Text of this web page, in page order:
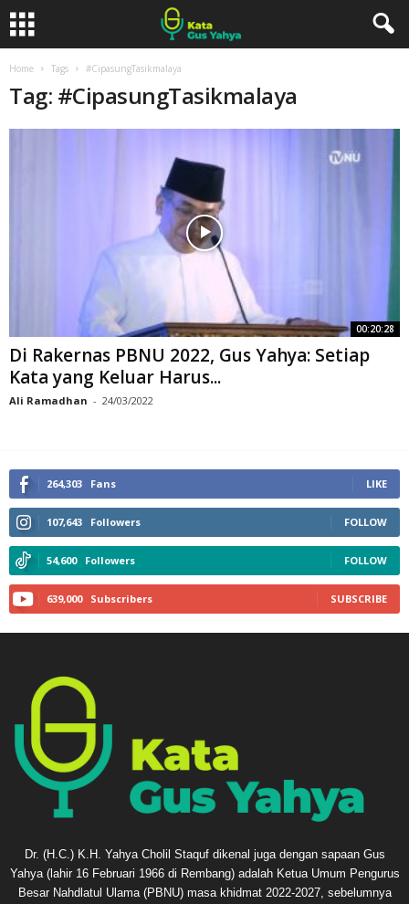
Home Tags #CipasungTasikmalaya
Tag: #CipasungTasikmalaya
00:20:28
Di Rakernas PBNU 2022, Gus Yahya: Setiap
Kata yang Keluar Harus...
Ali Ramadhan - 24/03/2022
264,303 Fans LIKE
107,643 Followers FOLLOW
54,600 Followers FOLLOW
639,000 Subscribers SUBSCRIBE
Dr. (H.C.) K.H. Yahya Cholil Staquf dikenal juga dengan sapaan Gus
Yahya (lahir 16 Februari 1966 di Rembang) adalah Ketua Umum Pengurus
Besar Nahdlatul Ulama (PBNU) masa khidmat 2022-2027, sebelumnya